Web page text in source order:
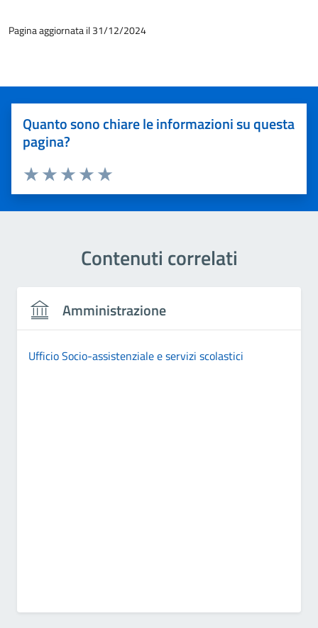
Pagina aggiornata il 31/12/2024
Quanto sono chiare le informazioni su questa
pagina?
Valuta 5 stelle su 5
Valuta 4 stelle su 5
Valuta 3 stelle su 5
Valuta 2 stelle su 5
Valuta 1 stelle su 5
Contenuti correlati
Amministrazione
Ufficio Socio-assistenziale e servizi scolastici